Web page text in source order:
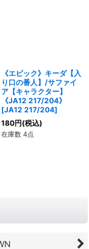
《エピック》キーダ【入
り口の番人】/サファイ
ア【キャラクター】
《JA12 217/204》
[JA12 217/204]
180円(税込)
在庫数 4点